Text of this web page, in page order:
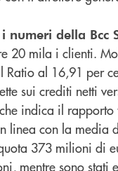
della Bcc
20 mila i clienti.
Ratio al 16,91 per
sui crediti netti
indica il
linea con la media
373 milioni di
mentre sono